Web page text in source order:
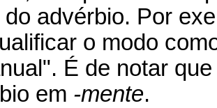
advérbio. Por
o modo
É de notar
em -mente.